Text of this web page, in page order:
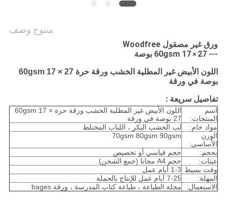
منتوج وصف
ورق غير مصقول Woodfree
--- 60gsm 17
× 27 بوصة
اللون الأبيض غير المطلية الخشب ورقة حرة 60gsm 17 × 27
بوصة في ورقة
تفاصيل سريعة :
اسم
المنتجات:
اللون الأبيض غير المطلية الخشب ورقة حرة 60gsm 17 ×
27 بوصة في ورقة
مواد خام:
لب الخشب البكر ، اللباب المختلط
الوزن
الأساسى:
70gsm 80gsm 90gsm
بحجم:
حجم قياسي أو تخصيص
عينات:
حجم A4 مجانا (جمع الشحن)
وقت بسيط 1-3 أيام عمل
المهلة:
7-25 أيام عمل للإنتاج بالجملة
الاستعمال:
مجلة الطباعة ، طباعة كتاب المدرسة ، ورقة bages